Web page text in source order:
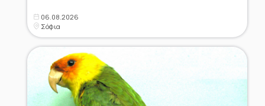
06.08.2026
Σόφια